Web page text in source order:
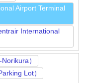
Airport Terminal
International
）
Lot）